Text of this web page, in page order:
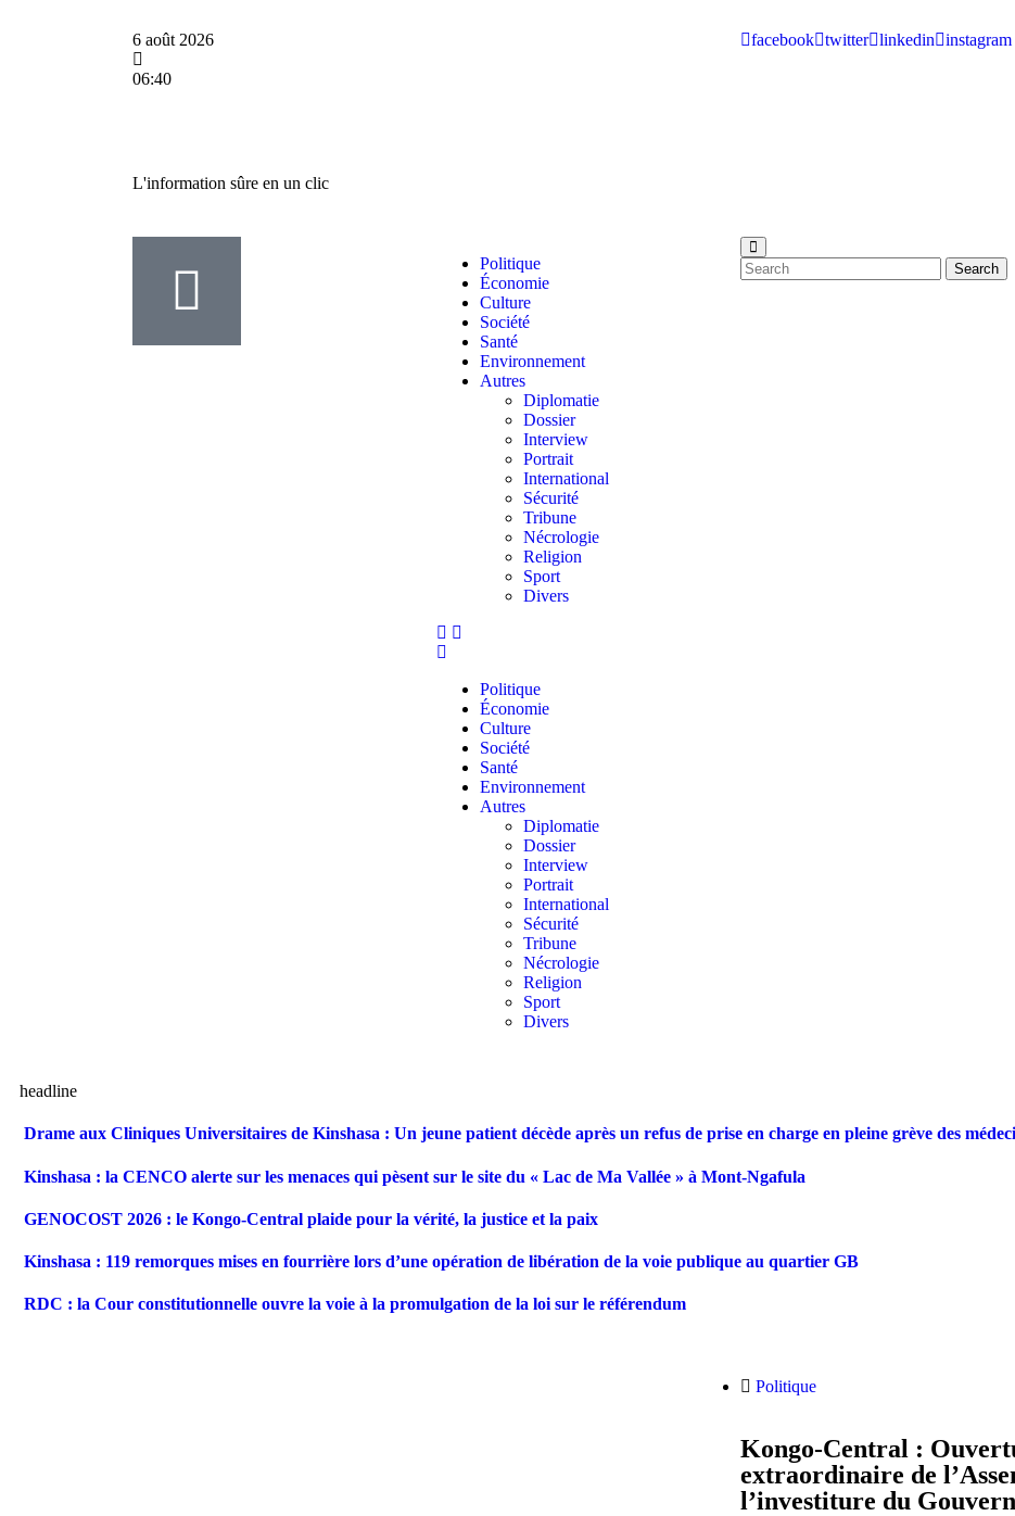
6 août 2026
06:40
facebook twitter linkedin instagram
L'information sûre en un clic
Politique
Économie
Culture
Société
Santé
Environnement
Autres
Diplomatie
Dossier
Interview
Portrait
International
Sécurité
Tribune
Nécrologie
Religion
Sport
Divers
Politique
Économie
Culture
Société
Santé
Environnement
Autres
Diplomatie
Dossier
Interview
Portrait
International
Sécurité
Tribune
Nécrologie
Religion
Sport
Divers
Search
headline
Drame aux Cliniques Universitaires de Kinshasa : Un jeune patient décède après un refus de prise en charge en pleine grève des
Kinshasa : la CENCO alerte sur les menaces qui pèsent sur le site du « Lac de Ma Vallée » à Mont-Ngafula
GENOCOST 2026 : le Kongo-Central plaide pour la vérité, la justice et la paix
Kinshasa : 119 remorques mises en fourrière lors d’une opération de libération de la voie publique au quartier GB
RDC : la Cour constitutionnelle ouvre la voie à la promulgation de la loi sur le référendum
Politique
Kongo-Central :
extraordinaire de
l’investiture du